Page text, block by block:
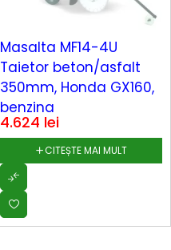
Masalta MF14-4U
Taietor beton/asfalt
350mm, Honda GX160,
benzina
4.624 lei
CITEȘTE MAI MULT